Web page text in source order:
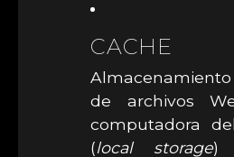
CACHE
de archivos
computadora
(local storage)